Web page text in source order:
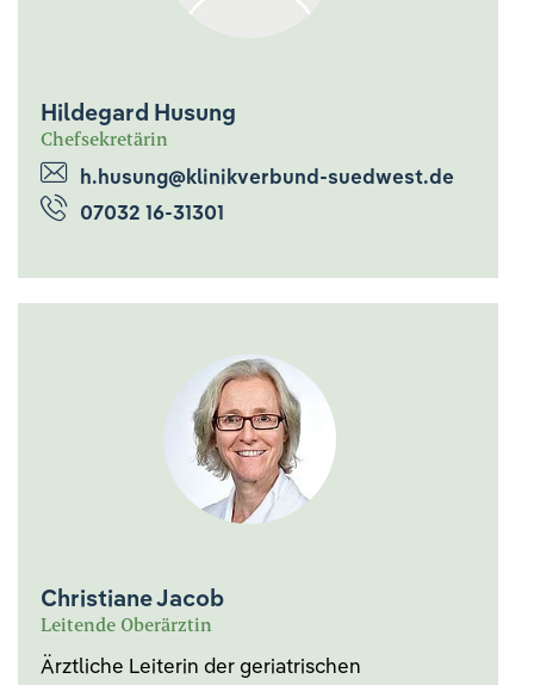
Hildegard Husung
Chefsekretärin
h.husung@klinikverbund-suedwest.de
07032 16-31301
Christiane Jacob
Leitende Oberärztin
Ärztliche Leiterin der geriatrischen